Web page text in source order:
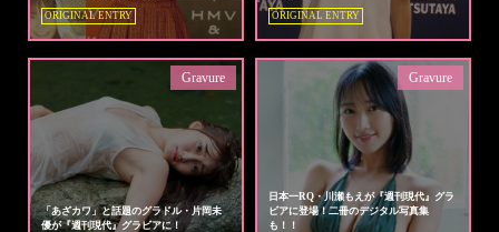
ORIGINAL ENTRY
ORIGINAL ENTRY
「あざカワ」と話題のグラドル・片岡未
優が『週刊現代』グラビアに！
Gravure
日本一RQ・川瀬もえが『週刊現代』グラ
ビアに登場！二冊のデジタル写真集
も！！
Gravure